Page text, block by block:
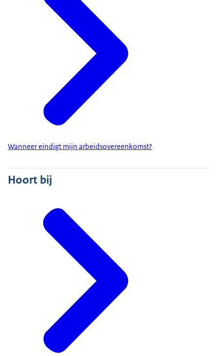
Wanneer eindigt mijn arbeidsovereenkomst?
Hoort bij